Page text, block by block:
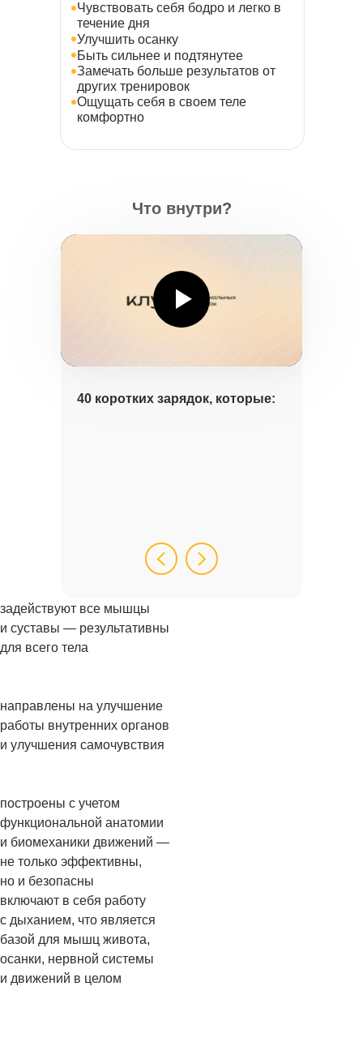
Чувствовать себя бодро и легко в
течение дня
Улучшить осанку
Быть сильнее и подтянутее
Замечать больше результатов от
других тренировок
Ощущать себя в своем теле
комфортно
Что внутри?
40 коротких зарядок, которые:
задействуют все мышцы
и суставы — результативны
для всего тела
направлены на улучшение
работы внутренних органов
и улучшения самочувствия
построены с учетом
функциональной анатомии
и биомеханики движений —
не только эффективны,
но и безопасны
включают в себя работу
с дыханием, что является
базой для мышц живота,
осанки, нервной системы
и движений в целом